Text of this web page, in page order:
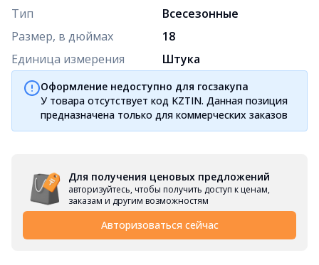
Тип
Всесезонные
Размер, в дюймах
18
Единица измерения
Штука
Оформление недоступно для госзакупа
У товара отсутствует код KZTIN. Данная позиция
предназначена только для коммерческих заказов
Для получения ценовых предложений
авторизуйтесь, чтобы получить доступ к ценам,
заказам и другим возможностям
Авторизоваться сейчас